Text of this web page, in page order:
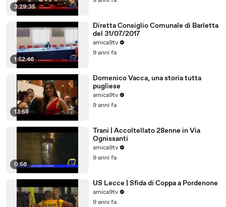
3:29:35
1:52:46
Diretta Consiglio Comunale di Barletta
del 31/07/2017
amica9tv
9 anni fa
13:58
Domenico Vacca, una storia tutta
pugliese
amica9tv
9 anni fa
0:56
Trani | Accoltellato 28enne in Via
Ognissanti
amica9tv
9 anni fa
US Lecce | Sfida di Coppa a Pordenone
amica9tv
9 anni fa